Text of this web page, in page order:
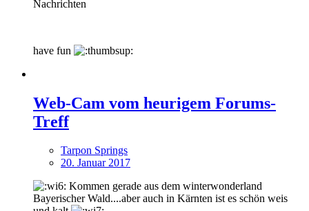
Nachrichten
have fun
Web-Cam vom heurigem Forums-
Treff
Tarpon Springs
20. Januar 2017
Kommen gerade aus dem winterwonderland
Bayerischer Wald....aber auch in Kärnten ist es schön weis